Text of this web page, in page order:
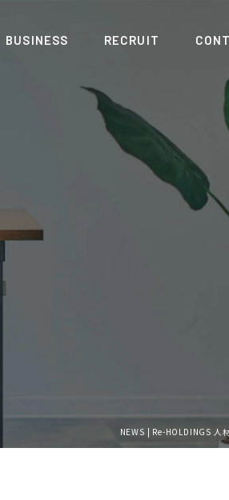
BUSINESS RECRUIT
NEWS | Re-HOLDINGS 人